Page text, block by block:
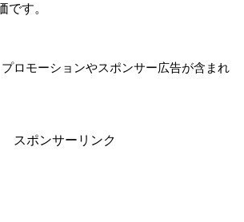
です。
ロモーションやスポンサー広告が含まれ
スポンサーリンク